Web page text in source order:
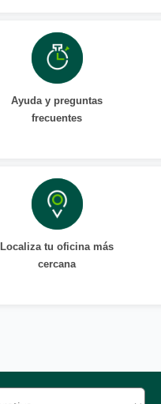
Ayuda y preguntas
frecuentes
Localiza tu oficina más
cercana